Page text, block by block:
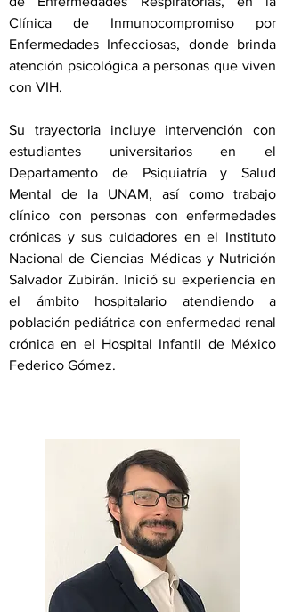
Clínica de Inmunocompromiso por
Enfermedades Infecciosas, donde brinda
atención psicológica a personas que viven
con VIH.
Su trayectoria incluye intervención con
estudiantes universitarios en el
Departamento de Psiquiatría y Salud
Mental de la UNAM, así como trabajo
clínico con personas con enfermedades
crónicas y sus cuidadores en el Instituto
Nacional de Ciencias Médicas y Nutrición
Salvador Zubirán. Inició su experiencia en
el ámbito hospitalario atendiendo a
población pediátrica con enfermedad renal
crónica en el Hospital Infantil de México
Federico Gómez.